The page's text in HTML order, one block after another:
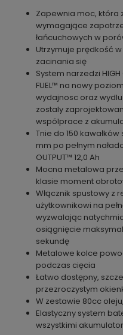
Zapewnia moc, która
wymagające
łańcuchowych w
Utrzymuje prędkość
zacinania się
System narzedzi
FUEL™ na nowy
wydajnosc oraz
zostaly
wspólprace z
Tnie do 150
mm po pełnym
OUTPUT™ 12,0 Ah
Mocna metalowa
klasie moment
Włącznik spustowy z
użytkownikowi na
wyzwalając
osiągnięcie
sekundę
Metalowe kolce
podczas cięcia
Łatwo dostępny,
przezroczystym
W zestawie 80cc
Elastyczny system
wszystkimi